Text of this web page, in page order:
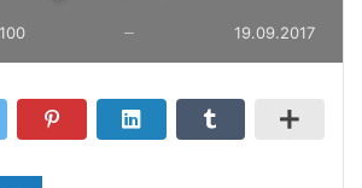
— 19.09.2017